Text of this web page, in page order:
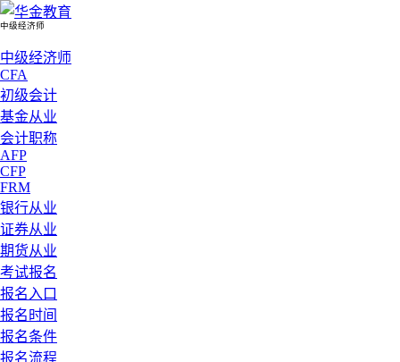
中级经济师
中级经济师
CFA
初级会计
基金从业
会计职称
AFP
CFP
FRM
银行从业
证券从业
期货从业
考试报名
报名入口
报名时间
报名条件
报名流程